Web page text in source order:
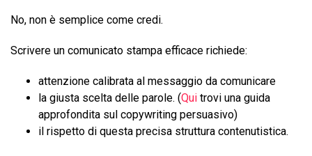
No, non è semplice come credi.
Scrivere un comunicato stampa efficace richiede:
attenzione calibrata al messaggio da comunicare
la giusta scelta delle parole. (Qui trovi una guida
approfondita sul copywriting persuasivo)
il rispetto di questa precisa struttura contenutistica.